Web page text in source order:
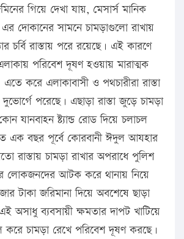
গিয়ে দেখা যায়, মেসার্স মানিক
এর দোকানের সামনে চামড়াগুলো রাখায়
চর্বি রাস্তায় পরে রয়েছে। এই কারণে
পরিবেশ দূষণ হওয়ায় মারাত্মক
এতে করে এলাকাবাসী ও পথচারীরা রাস্তা
পরেছে। এছাড়া রাস্তা জুড়ে চামড়া
যানবাহন ষ্ট্যান্ড রোড দিয়ে চলাচল
এক বছর পূর্বে কোরবানী ঈদুল আযহার
রাস্তায় চামড়া রাখার অপরাধে পুলিশ
লোকজনদের আটক করে থানায় নিয়ে
টাকা জরিমানা দিয়ে অবশেষে ছাড়া
অসাধু ব্যবসায়ী ক্ষমতার দাপট খাটিয়ে
করে চামড়া রেখে পরিবেশ দূষণ করছে।